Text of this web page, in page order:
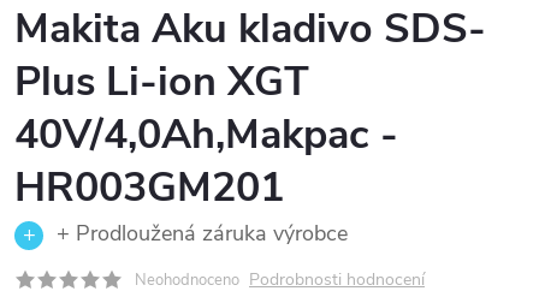
Makita Aku kladivo SDS-
Plus Li-ion XGT
40V/4,0Ah,Makpac -
HR003GM201
+ Prodloužená záruka výrobce
Neohodnoceno Podrobnosti hodnocení